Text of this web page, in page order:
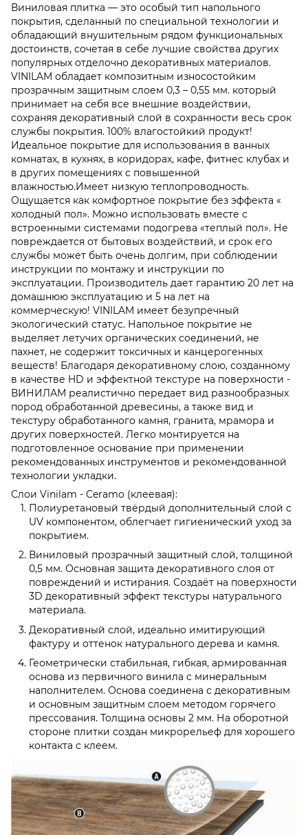
Виниловая плитка — это особый тип напольного
покрытия, сделанный по специальной технологии и
обладающий внушительным рядом функциональных
достоинств, сочетая в себе лучшие свойства других
популярных отделочно декоративных материалов.
VINILAM обладает композитным износостойким
прозрачным защитным слоем 0,3 – 0,55 мм. который
принимает на себя все внешние воздействии,
сохраняя декоративный слой в сохранности весь срок
службы покрытия. 100% влагостойкий продукт!
Идеальное покрытие для использования в ванных
комнатах, в кухнях, в коридорах, кафе, фитнес клубах и
в других помещениях с повышенной
влажностью.Имеет низкую теплопроводность.
Ощущается как комфортное покрытие без эффекта «
холодный пол». Можно использовать вместе с
встроенными системами подогрева «теплый пол». Не
повреждается от бытовых воздействий, и срок его
службы может быть очень долгим, при соблюдении
инструкции по монтажу и инструкции по
эксплуатации. Производитель дает гарантию 20 лет на
домашнюю эксплуатацию и 5 на лет на
коммерческую! VINILAM имеет безупречный
экологический статус. Напольное покрытие не
выделяет летучих органических соединений, не
пахнет, не содержит токсичных и канцерогенных
веществ! Благодаря декоративному слою, созданному
в качестве HD и эффектной текстуре на поверхности -
ВИНИЛАМ реалистично передает вид разнообразных
пород обработанной древесины, а также вид и
текстуру обработанного камня, гранита, мрамора и
других поверхностей. Легко монтируется на
подготовленное основание при применении
рекомендованных инструментов и рекомендованной
технологии укладки.
Слои Vinilam - Ceramo (клеевая):
Полиуретановый твёрдый дополнительный слой с
UV компонентом, облегчает гигиенический уход за
покрытием.
Виниловый прозрачный защитный слой, толщиной
0,5 мм. Основная защита декоративного слоя от
повреждений и истирания. Создаёт на поверхности
3D декоративный эффект текстуры натурального
материала.
Декоративный слой, идеально имитирующий
фактуру и оттенок натурального дерева и камня.
Геометрически стабильная, гибкая, армированная
основа из первичного винила с минеральным
наполнителем. Основа соединена с декоративным
и основным защитным слоем методом горячего
прессования. Толщина основы 2 мм. На оборотной
стороне плитки создан микрорельеф для хорошего
контакта с клеем.